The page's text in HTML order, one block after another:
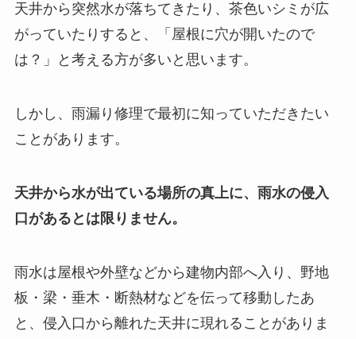
天井から突然水が落ちてきたり、茶色いシミが広
がっていたりすると、「屋根に穴が開いたので
は？」と考える方が多いと思います。
しかし、雨漏り修理で最初に知っていただきたい
ことがあります。
天井から水が出ている場所の真上に、雨水の侵入
口があるとは限りません。
雨水は屋根や外壁などから建物内部へ入り、野地
板・梁・垂木・断熱材などを伝って移動したあ
と、侵入口から離れた天井に現れることがありま